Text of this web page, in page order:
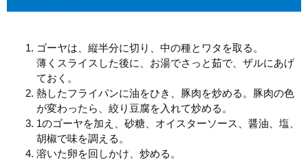
ゴーヤは、縦半分に切り、中の種とワタを取る。
薄くスライスした後に、お湯でさっと茹で、ザルにあげ
ておく。
熱したフライパンに油をひき、豚肉を炒める。豚肉の色
が変わったら、絞り豆腐を入れて炒める。
1のゴーヤを加え、砂糖、オイスターソース、醤油、塩、
胡椒で味を調える。
溶いた卵を回しかけ、炒める。